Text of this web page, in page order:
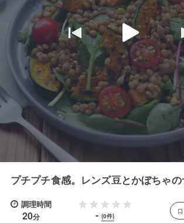
プチプチ食感。レンズ豆とかぼちゃ
調理時間
20分 - (0件)